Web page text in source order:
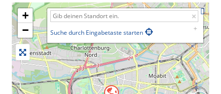
+
−
Suche durch Eingabetaste starten